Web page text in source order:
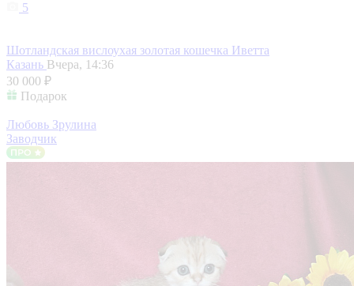
5
Шотландская вислоухая золотая кошечка Иветта
Казань Вчера, 14:36
30 000 ₽
Подарок
Любовь Зрулина
Заводчик